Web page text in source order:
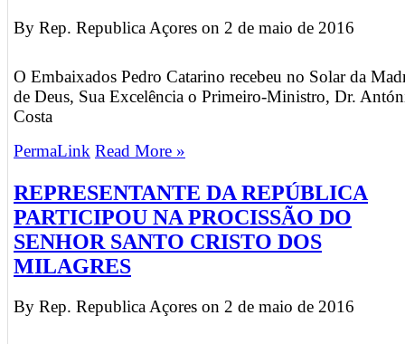
By Rep. Republica Açores on 2 de maio de 2016
O Embaixados Pedro Catarino recebeu no Solar da
de Deus, Sua Excelência o Primeiro-Ministro, Dr.
Costa
PermaLink Read More »
REPRESENTANTE DA REPÚBLICA
PARTICIPOU NA PROCISSÃO DO
SENHOR SANTO CRISTO DOS
MILAGRES
By Rep. Republica Açores on 2 de maio de 2016